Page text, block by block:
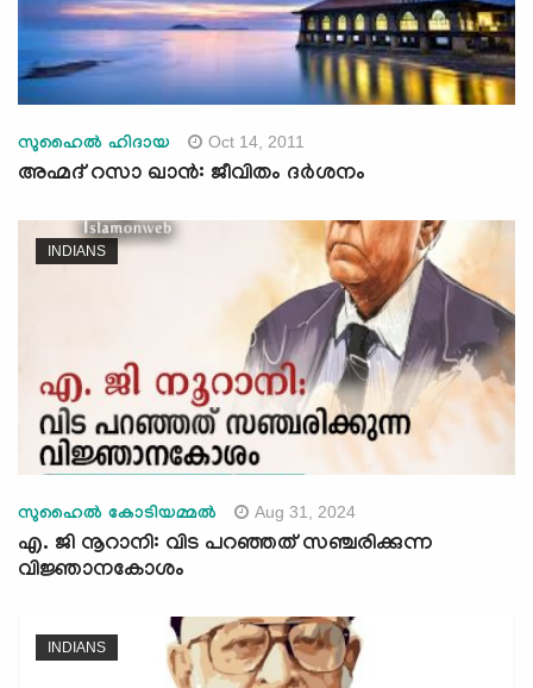
സുഹൈല്‍ ഹിദായ Oct 14, 2011
അഹ്മദ് റസാ ഖാന്‍: ജീവിതം ദര്‍ശനം
INDIANS
സുഹൈൽ കോടിയമ്മൽ Aug 31, 2024
എ. ജി നൂറാനി: വിട പറഞ്ഞത് സഞ്ചരിക്കുന്ന
വിജ്ഞാനകോശം
INDIANS